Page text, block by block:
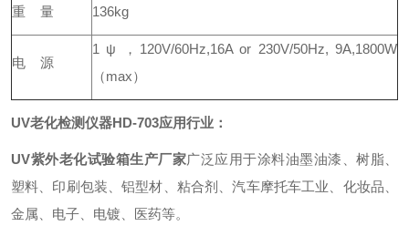
重 量 136kg
电 源
1 ψ ，120V/60Hz,16A or 230V/50Hz, 9A,1800W
（max）
UV老化检测仪器HD-703应用行业：
UV紫外老化试验箱生产厂家广泛应用于涂料油墨油漆、树脂、
塑料、印刷包装、铝型材、粘合剂、汽车摩托车工业、化妆品、
金属、电子、电镀、医药等。